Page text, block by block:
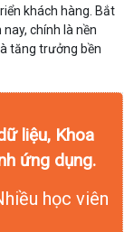
khách hàng. Bắt
chính là nền
tăng trưởng bền
liệu, Khoa
ứng dụng.
học viên